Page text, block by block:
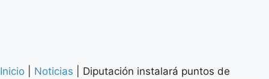
Inicio Noticias
Diputación instalará puntos de